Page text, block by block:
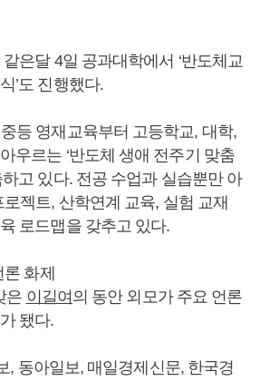
은달 4일 공과대학에서 ‘반도체교
’도 진행했다.
등 영재교육부터 고등학교, 대학,
우르는 ‘반도체 생애 전주기 맞춤
하고 있다. 전공 수업과 실습뿐만 아
로젝트, 산학연계 교육, 실험 교재
로드맵을 갖추고 있다.
화제
은 이길여 의 동안 외모가 주요 언론
됐다.
, 동아일보, 매일경제신문, 한국경